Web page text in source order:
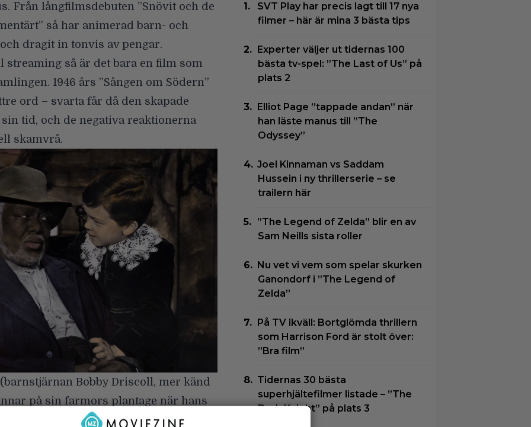
. Från långfilmsdebuten ”Snövit och de
så har animerad barn- och
dragit in tonvis av pengar.
så är det bara en film som
1946 års ”Sången om Södern”
ord – svarta får då den skapade
tid, och de negativa reaktionerna
skamvrå.
Bobby Driscoll, mer känd
på sin farmors plantage när hans
vän med farbror Remus ( James
SVT Play har precis lagt till 17 nya
filmer – här är mina 3 bästa tips
Experter väljer ut tidernas 100
bästa tv-spel: ”The Last of Us” på
plats 2
Elliot Page ”tappade andan” när
han läste manus till ”The
Odyssey”
Joel Kinnaman vs Saddam
Hussein i ny thrillerserie – se
trailern här
”The Legend of Zelda” blir en av
Sam Neills sista roller
Nu vet vi vem som spelar skurken
Ganondorf i ”The Legend of
Zelda”
På TV ikväll: Bortglömda thrillern
som Harrison Ford är stolt över:
”Bra film”
Tidernas 30 bästa
superhjältefilmer listade – ”The
Dark Knight” på plats 3